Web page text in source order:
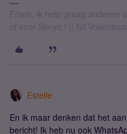
Frans, ik help graag anderen
of voor Simyo ! || Nil
Estelle
En ik maar denken dat het
bericht! Ik heb nu ook